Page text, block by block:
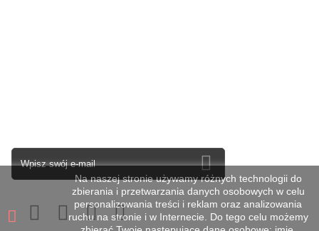
Na naszej stronie używamy różnych technologii do
zbierania i przetwarzania danych osobowych w celu
personalizowania treści i reklam oraz analizowania
ruchu na stronie i w Internecie. Do tego celu możemy